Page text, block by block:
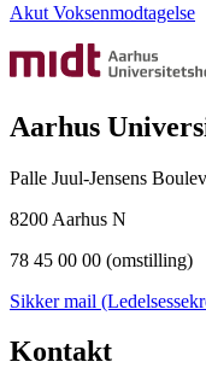
Akut Voksenmodtagelse
Aarhus
Palle Juul-Jensens
8200 Aarhus N
78 45 00 00 (omstilling)
Sikker mail
Kontakt